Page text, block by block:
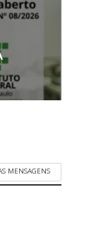
MENSAGENS